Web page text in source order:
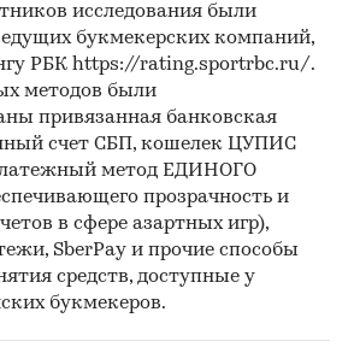
исследования были
букмекерских компаний,
РБК https://rating.sportrbc.ru/.
методов были
привязанная банковская
счет СБП, кошелек ЦУПИС
метод ЕДИНОГО
прозрачность и
в сфере азартных игр),
SberPay и прочие способы
средств, доступные у
букмекеров.